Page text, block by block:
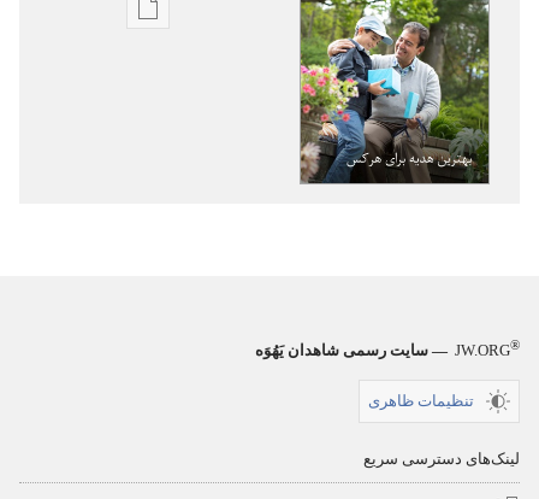
گزینۀ
JW.ORG® — سایت رسمی شاهدان یَهُوَه
تنظیمات ظاهری
لینک‌های دسترسی سریع